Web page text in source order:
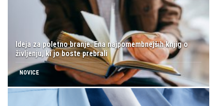
Ideja za poletno branje: Ena najpomembnejših knjig o
življenju, ki jo boste prebrali
NOVICE